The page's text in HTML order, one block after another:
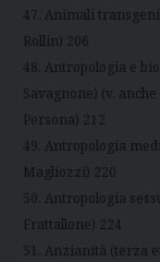
47. Animali
Rollin) 206
48. Antropologia e
Savagnone) (v. anche
Persona) 212
49. Antropologia
Magliozzi) 220
50. Antropologia
Frattallone) 224
51. Anzianità (terza